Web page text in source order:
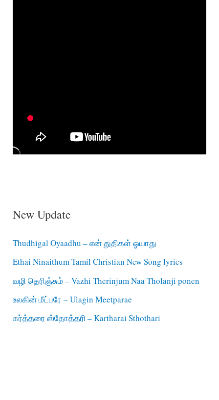
New Update
Thudhigal Oyaadhu – என் துதிகள் ஓயாது
Ethai Ninaithum Tamil Christian New Song lyrics
வழி தெரிஞ்சும் – Vazhi Therinjum Naa Tholanji ponen
உலகின் மீட்பரே – Ulagin Meetparae
கர்த்தரை ஸ்தோத்தரி – Kartharai Sthothari